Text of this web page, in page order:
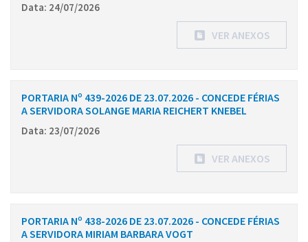
Data: 24/07/2026
VER ANEXOS
PORTARIA Nº 439-2026 DE 23.07.2026 - CONCEDE FÉRIAS
A SERVIDORA SOLANGE MARIA REICHERT KNEBEL
Data: 23/07/2026
VER ANEXOS
PORTARIA Nº 438-2026 DE 23.07.2026 - CONCEDE FÉRIAS
A SERVIDORA MIRIAM BARBARA VOGT